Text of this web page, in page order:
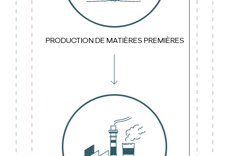
PRODUCTION DE MATIÈRES PREMIÈRES